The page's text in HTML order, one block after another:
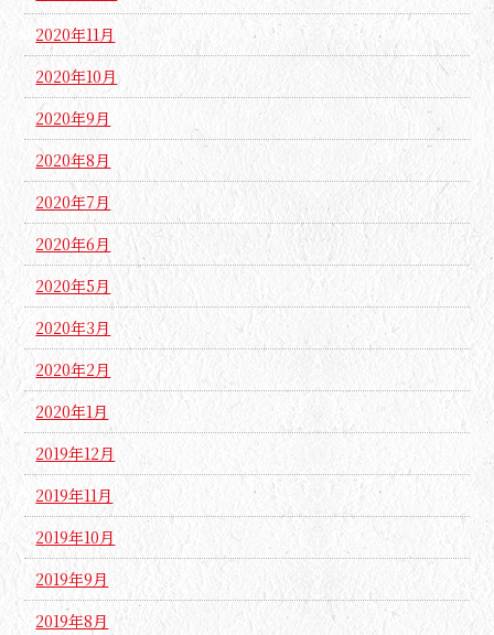
2020年11月
2020年10月
2020年9月
2020年8月
2020年7月
2020年6月
2020年5月
2020年3月
2020年2月
2020年1月
2019年12月
2019年11月
2019年10月
2019年9月
2019年8月